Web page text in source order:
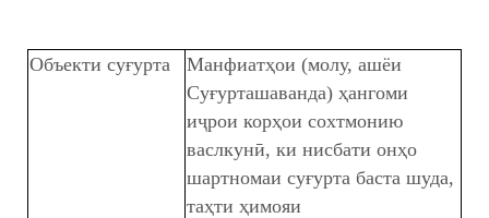
Объекти суғурта
Манфиатҳои (молу, ашёи
Суғурташаванда) ҳангоми
иҷрои корҳои сохтмонию
васлкунӣ, ки нисбати онҳо
шартномаи суғурта баста шуда,
таҳти ҳимояи